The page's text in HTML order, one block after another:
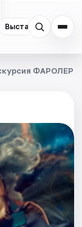
Выставки